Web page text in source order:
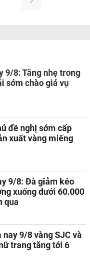
9/8: Tăng nhẹ trong
sớm chào giá vụ
đề nghị sớm cấp
xuất vàng miếng
9/8: Đà giảm kéo
xuống dưới 60.000
qua
9/8 vàng SJC và
trang tăng tới 6